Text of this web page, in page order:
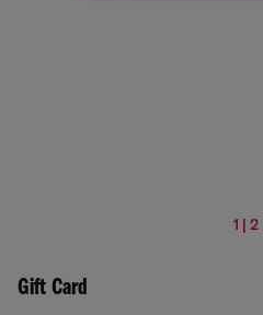
1 | 2
Gift Card